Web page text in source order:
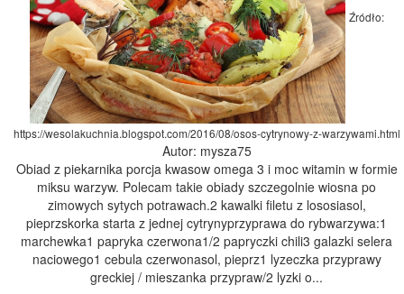
Źródło:
https://wesolakuchnia.blogspot.com/2016/08/osos-cytrynowy-z-warzywami.html
Autor: mysza75
Obiad z piekarnika porcja kwasow omega 3 i moc witamin w formie
miksu warzyw. Polecam takie obiady szczegolnie wiosna po
zimowych sytych potrawach.2 kawalki filetu z lososiasol,
pieprzskorka starta z jednej cytrynyprzyprawa do rybwarzywa:1
marchewka1 papryka czerwona1/2 papryczki chili3 galazki selera
naciowego1 cebula czerwonasol, pieprz1 lyzeczka przyprawy
greckiej / mieszanka przypraw/2 lyzki o...